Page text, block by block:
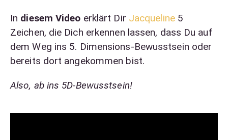
In diesem Video erklärt Dir Jacqueline5
Zeichen, die Dich erkennen lassen, dass Du auf
dem Weg ins 5. Dimensions-Bewusstsein oder
bereits dort angekommen bist.
Also, ab ins 5D-Bewusstsein!